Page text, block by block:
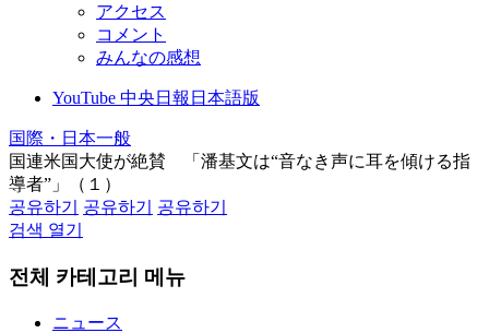
アクセス
コメント
みんなの感想
YouTube 中央日報日本語版
国際・日本一般
国連米国大使が絶賛 「潘基文は“音なき声に耳を傾ける指
導者”」（１）
공유하기
공유하기
공유하기
검색 열기
전체 카테고리 메뉴
ニュース